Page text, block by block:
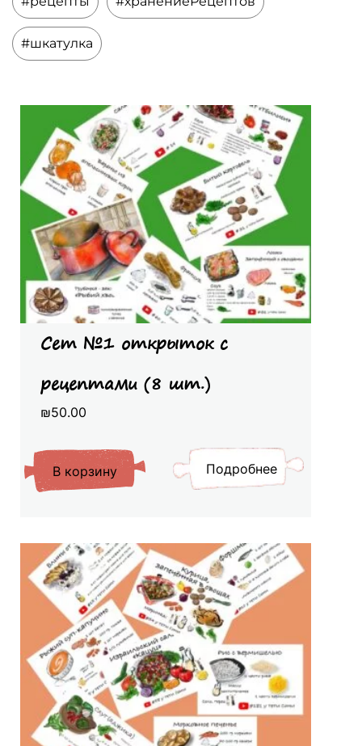
#шкатулка
Сет №1 открыток с
рецептами (8 шт.)
₪50.00
В корзину Подробнее